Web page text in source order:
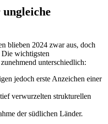
ungleiche
blieben 2024 zwar aus, doch
Die wichtigsten
unterschiedlich:
jedoch erste Anzeichen einer
verwurzelten strukturellen
der südlichen Länder.